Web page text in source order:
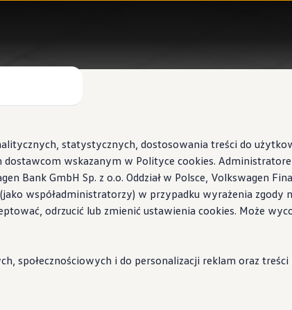
statystycznych, dostosowania treści do
wskazanym w Polityce cookies.
Bank GmbH Sp. z o.o. Oddział w Polsce, Volkswagen
współadministratorzy) w przypadku wyrażenia zgody
odrzucić lub zmienić ustawienia cookies. Może
społecznościowych i do personalizacji reklam oraz treści